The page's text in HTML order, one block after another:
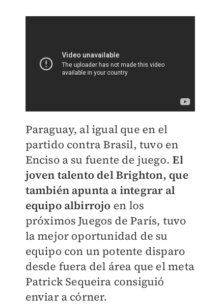
Paraguay, al igual que en el
partido contra Brasil, tuvo en
Enciso a su fuente de juego.El
joven talento del Brighton, que
también apunta a integrar al
equipo albirrojo en los
próximos Juegos de París, tuvo
la mejor oportunidad de su
equipo con un potente disparo
desde fuera del área que el meta
Patrick Sequeira consiguió
enviar a córner.